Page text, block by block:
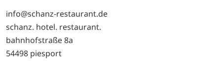
info@schanz-restaurant.de
schanz. hotel. restaurant.
bahnhofstraße 8a
54498 piesport